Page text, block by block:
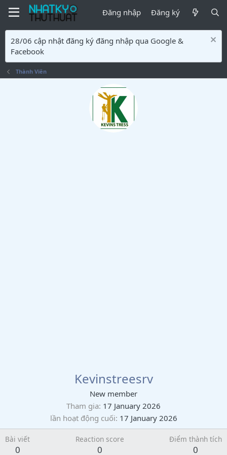
Đăng nhập Đăng ký
28/06 cập nhật đăng ký đăng nhập qua Google &
Facebook
Thành Viên
Kevinstreesrv
New member
Tham gia 17 January 2026
lần hoạt động cuối 17 January 2026
Bài viết
0
Reaction score
0
Điểm thành tích
0